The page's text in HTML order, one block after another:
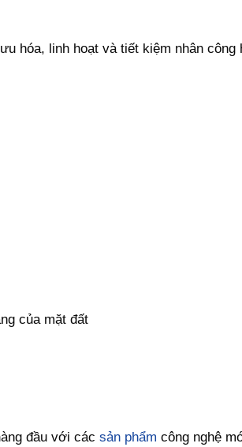
hóa, linh hoạt và tiết kiệm nhân công
của mặt đất
đầu với các sản phẩm công nghệ